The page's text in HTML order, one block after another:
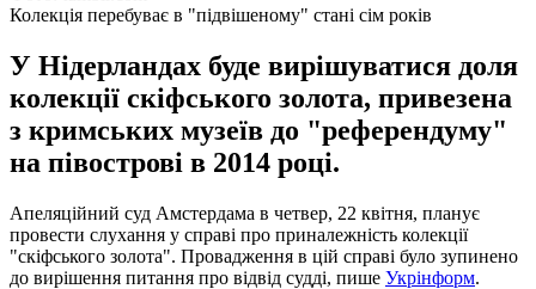
Колекція перебуває в "підвішеному" стані сім років
У Нідерландах буде вирішуватися доля
колекції скіфського золота, привезена
з кримських музеїв до "референдуму"
на півострові в 2014 році.
Апеляційний суд Амстердама в четвер, 22 квітня, планує
провести слухання у справі про приналежність колекції
"скіфського золота". Провадження в цій справі було зупинено
до вирішення питання про відвід судді, пише Укрінформ.